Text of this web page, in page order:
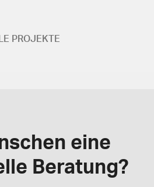
PROJEKTE
eine
Beratung?